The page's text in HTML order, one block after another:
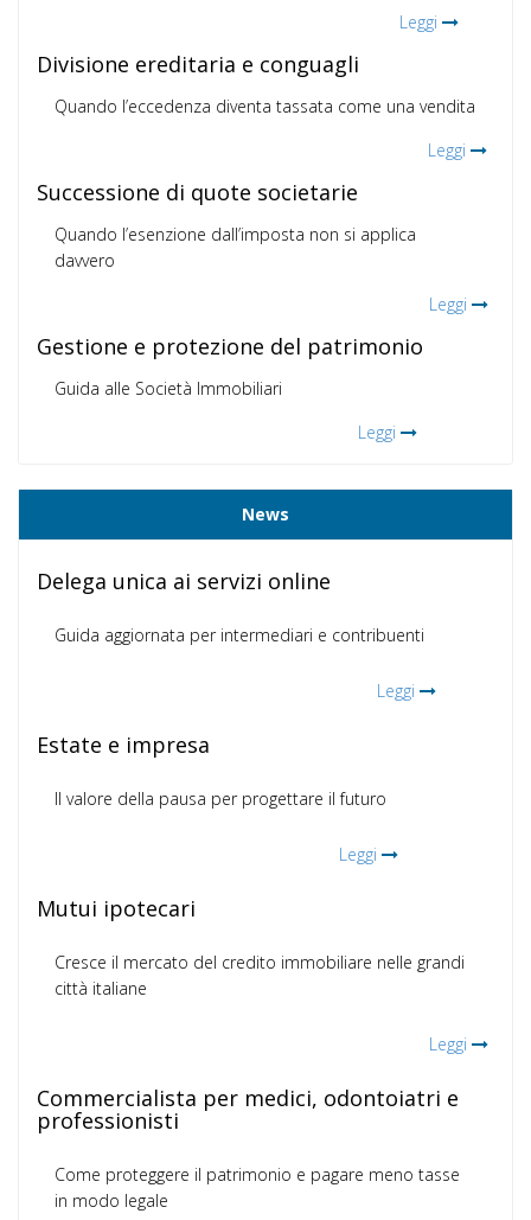
Leggi
Divisione ereditaria e conguagli
Quando l’eccedenza diventa tassata come una vendita
Leggi
Successione di quote societarie
Quando l’esenzione dall’imposta non si applica
davvero
Leggi
Gestione e protezione del patrimonio
Guida alle Società Immobiliari
Leggi
News
Delega unica ai servizi online
Guida aggiornata per intermediari e contribuenti
Leggi
Estate e impresa
Il valore della pausa per progettare il futuro
Leggi
Mutui ipotecari
Cresce il mercato del credito immobiliare nelle grandi
città italiane
Leggi
Commercialista per medici, odontoiatri e
professionisti
Come proteggere il patrimonio e pagare meno tasse
in modo legale